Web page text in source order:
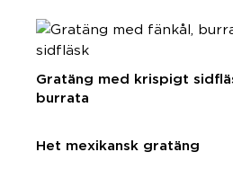
Gratäng med krispigt
burrata
Het mexikansk gratäng